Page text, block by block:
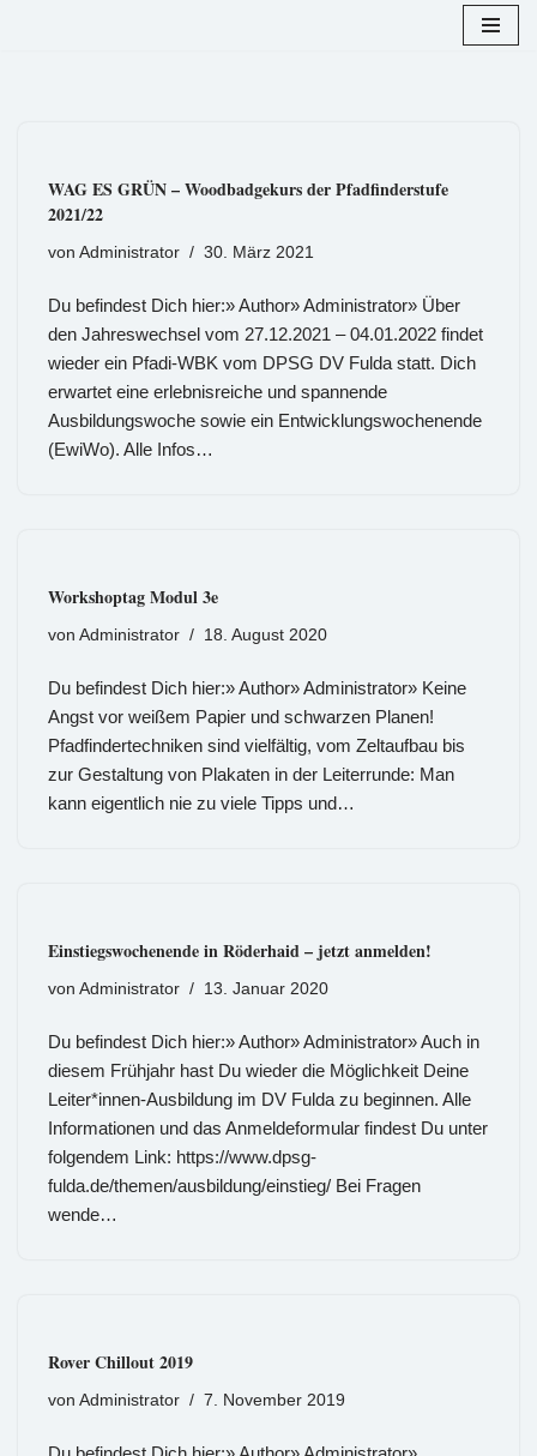
WAG ES GRÜN – Woodbadgekurs der Pfadfinderstufe
2021/22
von Administrator 30. März 2021
Du befindest Dich hier:» Author» Administrator» Über
den Jahreswechsel vom 27.12.2021 – 04.01.2022 findet
wieder ein Pfadi-WBK vom DPSG DV Fulda statt. Dich
erwartet eine erlebnisreiche und spannende
Ausbildungswoche sowie ein Entwicklungswochenende
(EwiWo). Alle Infos…
Workshoptag Modul 3e
von Administrator 18. August 2020
Du befindest Dich hier:» Author» Administrator» Keine
Angst vor weißem Papier und schwarzen Planen!
Pfadfindertechniken sind vielfältig, vom Zeltaufbau bis
zur Gestaltung von Plakaten in der Leiterrunde: Man
kann eigentlich nie zu viele Tipps und…
Einstiegswochenende in Röderhaid – jetzt anmelden!
von Administrator 13. Januar 2020
Du befindest Dich hier:» Author» Administrator» Auch in
diesem Frühjahr hast Du wieder die Möglichkeit Deine
Leiter*innen-Ausbildung im DV Fulda zu beginnen. Alle
Informationen und das Anmeldeformular findest Du unter
folgendem Link: https://www.dpsg-
fulda.de/themen/ausbildung/einstieg/ Bei Fragen
wende…
Rover Chillout 2019
von Administrator 7. November 2019